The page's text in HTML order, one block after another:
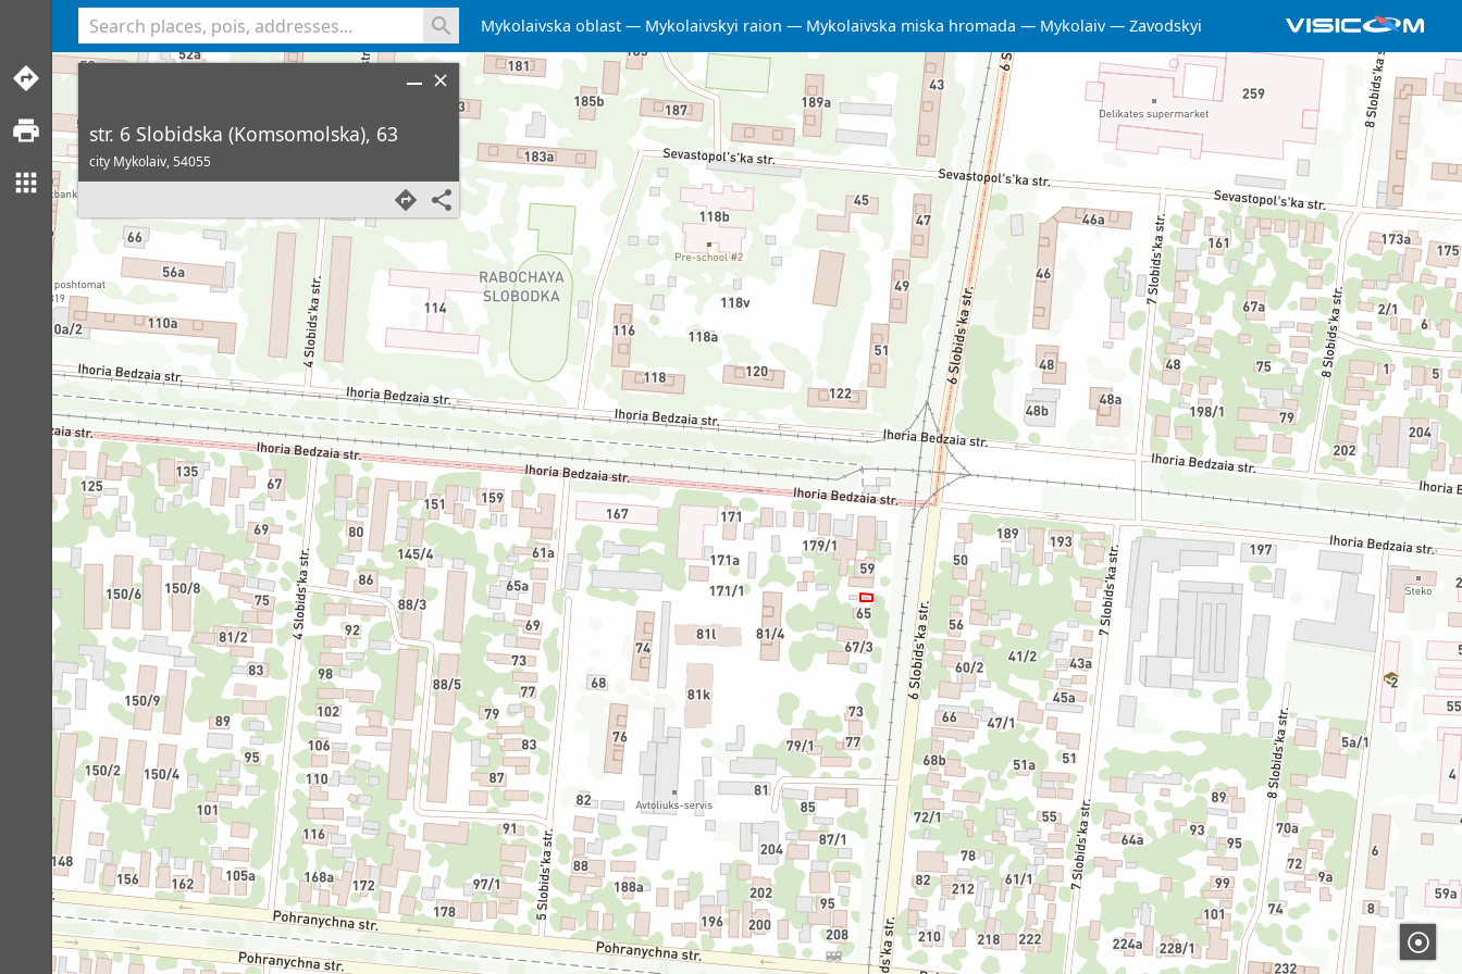
Mykolaivska oblast Mykolaivskyi raion Mykolaivska miska hromada Mykolaiv Zavodskyi
str. 6 Slobidska (Komsomolska), 63
city Mykolaiv,54055
<% console.log(hcard) %>